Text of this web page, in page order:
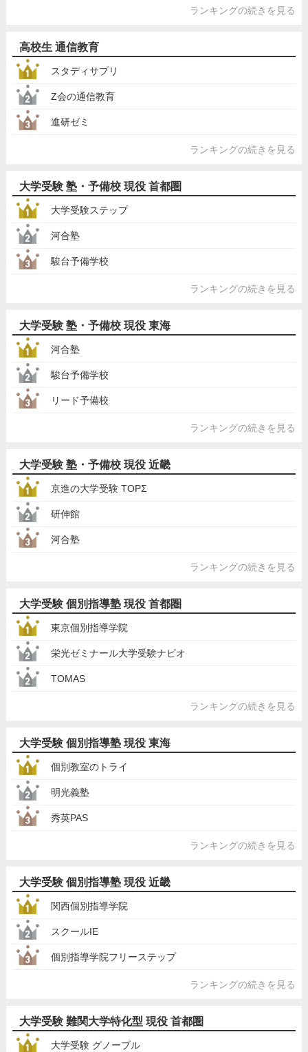
ランキングの続きを見る
高校生 通信教育
スタディサプリ
Z会の通信教育
進研ゼミ
ランキングの続きを見る
大学受験 塾・予備校 現役 首都圏
大学受験ステップ
河合塾
駿台予備学校
ランキングの続きを見る
大学受験 塾・予備校 現役 東海
河合塾
駿台予備学校
リード予備校
ランキングの続きを見る
大学受験 塾・予備校 現役 近畿
京進の大学受験 TOPΣ
研伸館
河合塾
ランキングの続きを見る
大学受験 個別指導塾 現役 首都圏
東京個別指導学院
栄光ゼミナール大学受験ナビオ
TOMAS
ランキングの続きを見る
大学受験 個別指導塾 現役 東海
個別教室のトライ
明光義塾
秀英PAS
ランキングの続きを見る
大学受験 個別指導塾 現役 近畿
関西個別指導学院
スクールIE
個別指導学院フリーステップ
ランキングの続きを見る
大学受験 難関大学特化型 現役 首都圏
大学受験 グノーブル